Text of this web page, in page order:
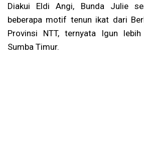
Diakui Eldi Angi, Bunda Julie
beberapa motif tenun ikat dari
Provinsi NTT, ternyata Igun
Sumba Timur.